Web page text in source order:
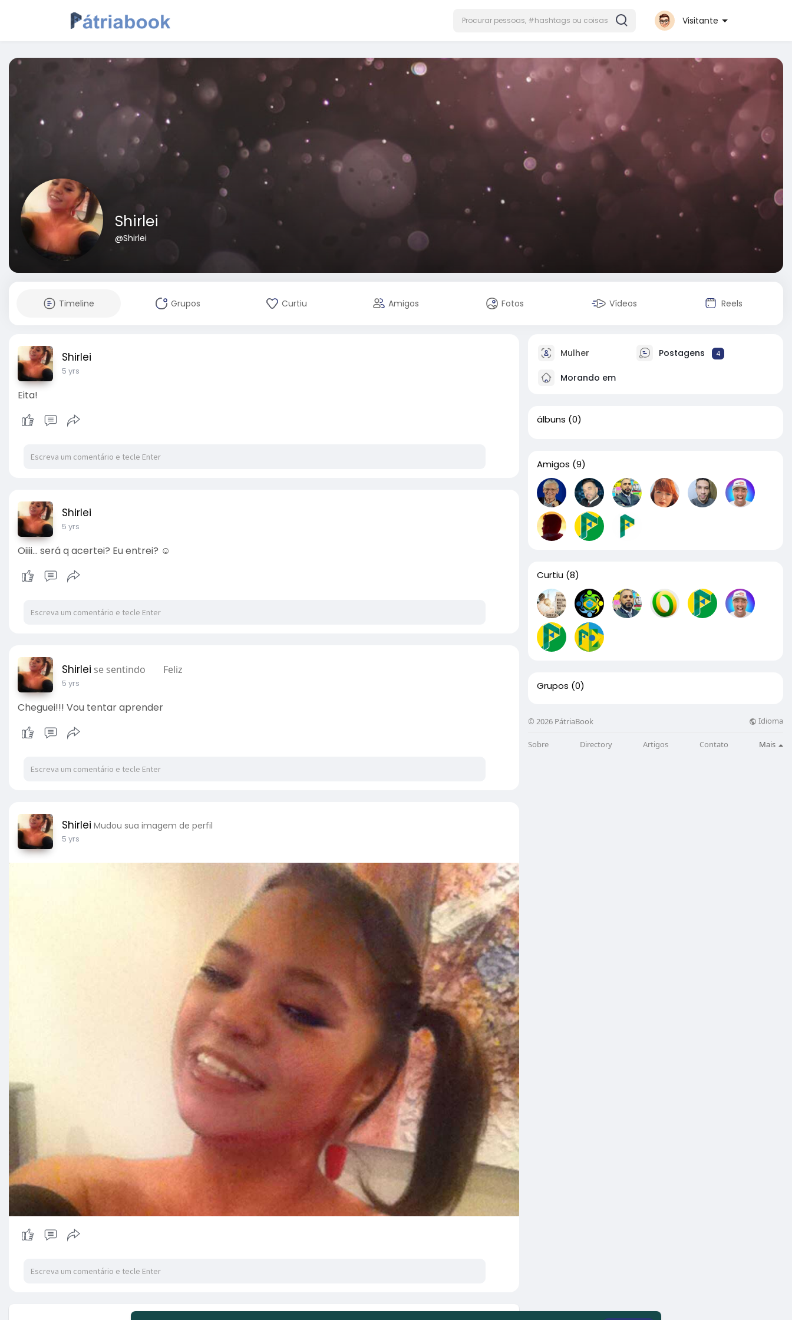
Visitante
Shirlei
@Shirlei
Timeline Grupos Curtiu Amigos Fotos Vídeos Reels
Shirlei
5 yrs
Eita!
Shirlei
5 yrs
Oiiii... será q acertei? Eu entrei? ☺️
Shirlei se sentindo Feliz
5 yrs
Cheguei!!! Vou tentar aprender
Shirlei Mudou sua imagem de perfil
5 yrs
Mulher Postagens 4
Morando em
álbuns (0)
Amigos (9)
Curtiu (8)
Grupos (0)
© 2026 PátriaBook Idioma
Sobre Directory Artigos Contato Mais